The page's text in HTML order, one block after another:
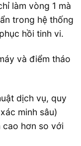
làm vòng 1 mà
trong hệ thống
hồi tinh vi.
dịch vụ, quy
minh sâu)
hơn so với